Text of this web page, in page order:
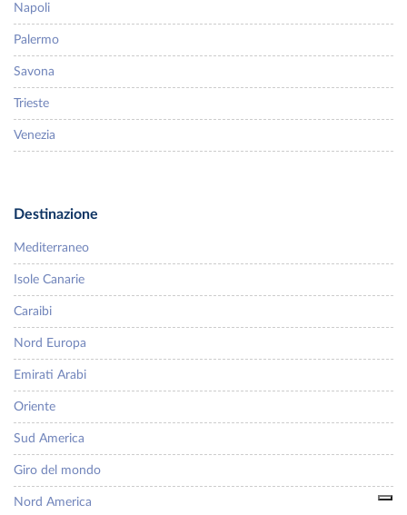
Napoli
Palermo
Savona
Trieste
Venezia
Destinazione
Mediterraneo
Isole Canarie
Caraibi
Nord Europa
Emirati Arabi
Oriente
Sud America
Giro del mondo
Nord America